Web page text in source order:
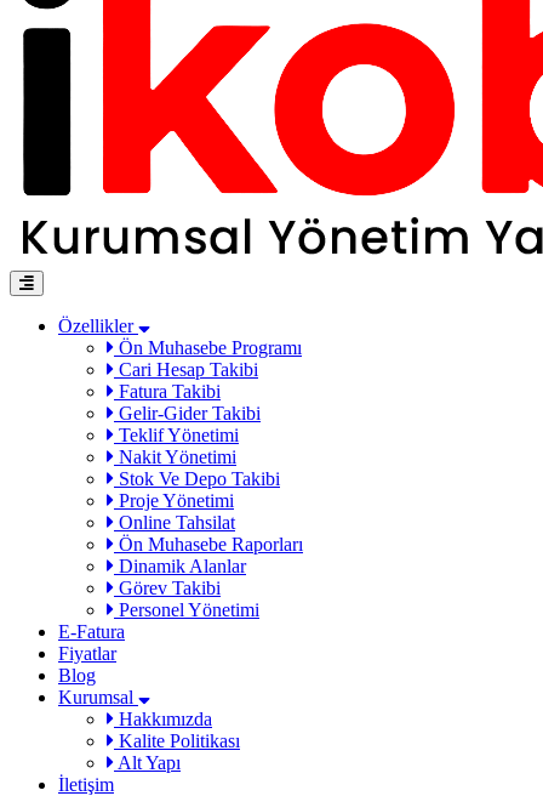
Özellikler
Ön Muhasebe Programı
Cari Hesap Takibi
Fatura Takibi
Gelir-Gider Takibi
Teklif Yönetimi
Nakit Yönetimi
Stok Ve Depo Takibi
Proje Yönetimi
Online Tahsilat
Ön Muhasebe Raporları
Dinamik Alanlar
Görev Takibi
Personel Yönetimi
E-Fatura
Fiyatlar
Blog
Kurumsal
Hakkımızda
Kalite Politikası
Alt Yapı
İletişim